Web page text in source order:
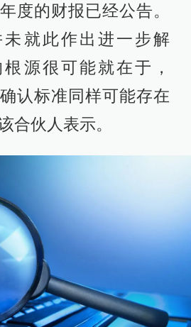
度的财报已经公告。
就此作出进一步解
源很可能就在于，
认标准同样可能存在
合伙人表示。